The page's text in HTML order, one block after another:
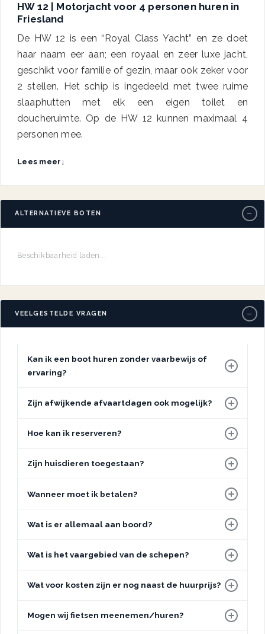
HW 12 | Motorjacht voor 4 personen huren in
Friesland
De HW 12 is een “Royal Class Yacht” en ze doet
haar naam eer aan; een royaal en zeer luxe jacht,
geschikt voor familie of gezin, maar ook zeker voor
2 stellen. Het schip is ingedeeld met twee ruime
slaaphutten met elk een eigen toilet en
doucheruimte. Op de HW 12 kunnen maximaal 4
personen mee.
Lees meer ↓
ALTERNATIEVE BOTEN −
Beschikbaarheid laden...
VEELGESTELDE VRAGEN −
Kan ik een boot huren zonder vaarbewijs of
ervaring?
Zijn afwijkende afvaartdagen ook mogelijk?
Hoe kan ik reserveren?
Zijn huisdieren toegestaan?
Wanneer moet ik betalen?
Wat is er allemaal aan boord?
Wat is het vaargebied van de schepen?
Wat voor kosten zijn er nog naast de huurprijs?
Mogen wij fietsen meenemen/huren?